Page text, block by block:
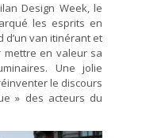
Design Week, le
les esprits en
d’un van itinérant et
mettre en valeur sa
Une jolie
le discours
» des acteurs du